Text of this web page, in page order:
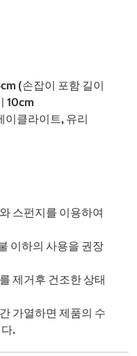
(손잡이 포함 길이
10cm
이클라이트, 유리
스펀지를 이용하여
이하의 사용을 권장
제거후 건조한 상태
가열하면 제품의 수
.